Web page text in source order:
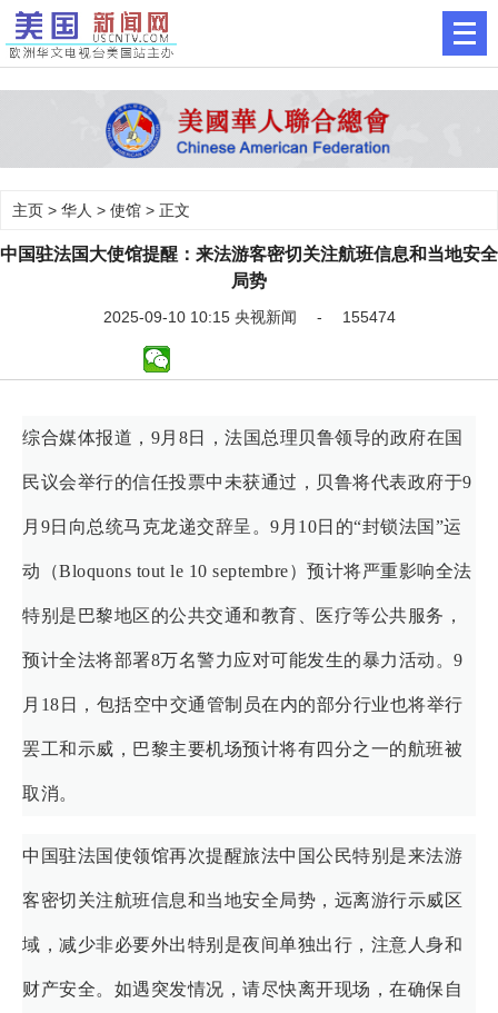
主页 > 华人 > 使馆 > 正文
中国驻法国大使馆提醒：来法游客密切关注航班信息和当地安全
局势
2025-09-10 10:15 央视新闻 - 155474
综合媒体报道，9月8日，法国总理贝鲁领导的政府在国
民议会举行的信任投票中未获通过，贝鲁将代表政府于9
月9日向总统马克龙递交辞呈。9月10日的“封锁法国”运
动（Bloquons tout le 10 septembre）预计将严重影响全法
特别是巴黎地区的公共交通和教育、医疗等公共服务，
预计全法将部署8万名警力应对可能发生的暴力活动。9
月18日，包括空中交通管制员在内的部分行业也将举行
罢工和示威，巴黎主要机场预计将有四分之一的航班被
取消。
中国驻法国使领馆再次提醒旅法中国公民特别是来法游
客密切关注航班信息和当地安全局势，远离游行示威区
域，减少非必要外出特别是夜间单独出行，注意人身和
财产安全。如遇突发情况，请尽快离开现场，在确保自